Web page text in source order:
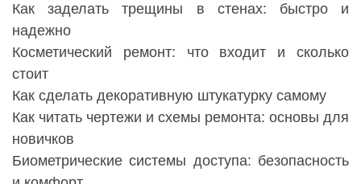
Как заделать трещины в стенах: быстро и
надежно
Косметический ремонт: что входит и сколько
стоит
Как сделать декоративную штукатурку самому
Как читать чертежи и схемы ремонта: основы для
новичков
Биометрические системы доступа: безопасность